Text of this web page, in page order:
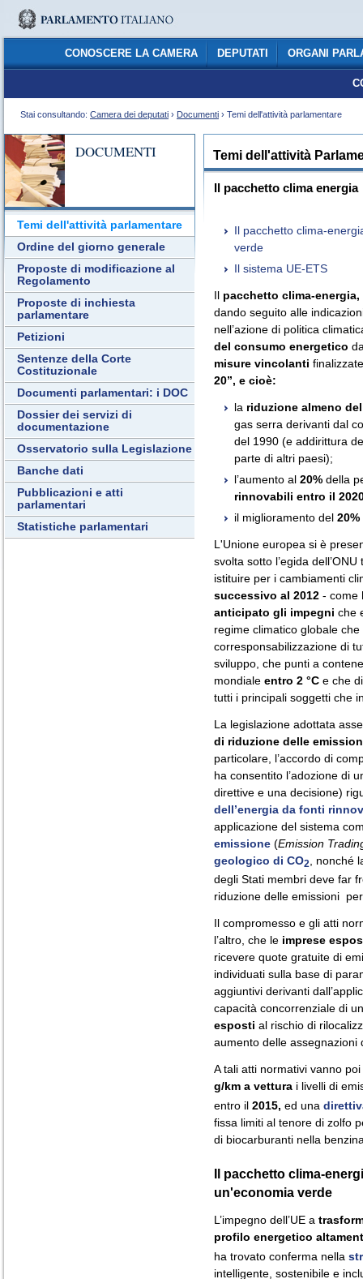
CONOSCERE LA CAMERA DEPUTATI ORGANI
Stai consultando: Camera dei deputati › Documenti › Temi dell'attività parlamentare
DOCUMENTI
Temi dell'attività parlamentare
Ordine del giorno generale
Proposte di modificazione al
Regolamento
Proposte di inchiesta
parlamentare
Petizioni
Sentenze della Corte
Costituzionale
Documenti parlamentari: i DOC
Dossier dei servizi di
documentazione
Osservatorio sulla Legislazione
Banche dati
Pubblicazioni e atti
parlamentari
Statistiche parlamentari
Temi dell'attività
Il pacchetto clima energia
Il pacchetto clima-
verde
Il sistema UE-ETS
Il pacchetto clima-energia,
dando seguito alle
nell’azione di politica
del consumo energetico
misure vincolanti
20”, e cioè:
la riduzione almeno del
gas serra derivanti dal
del 1990 (e addirittura
parte di altri paesi);
l’aumento al 20% della
rinnovabili entro il
il miglioramento del 20%
L'Unione europea si è
svolta sotto l’egida
istituire per i cambiamenti
successivo al 2012 - come
anticipato gli impegni che
regime climatico globale
corresponsabilizzazione di
sviluppo, che punti a
mondiale entro 2 °C e che
tutti i principali soggetti che
La legislazione adottata
di riduzione delle
particolare, l’accordo di
ha consentito l’adozione di
direttive e una decisione)
dell’energia da fonti
applicazione del sistema
emissione (Emission
geologico di CO2 , nonché
degli Stati membri deve far
riduzione delle emissioni
Il compromesso e gli atti
l’altro, che le imprese
ricevere quote gratuite di
individuati sulla base di
aggiuntivi derivanti
capacità concorrenziale di
esposti al rischio di
aumento delle assegnazioni
A tali atti normativi vanno
g/km a vettura i livelli di
entro il 2015, ed una
fissa limiti al tenore di zolfo
di biocarburanti nella
Il pacchetto clima-
un'economia verde
L’impegno dell’UE a
profilo energetico
ha trovato conferma nella
intelligente, sostenibile e